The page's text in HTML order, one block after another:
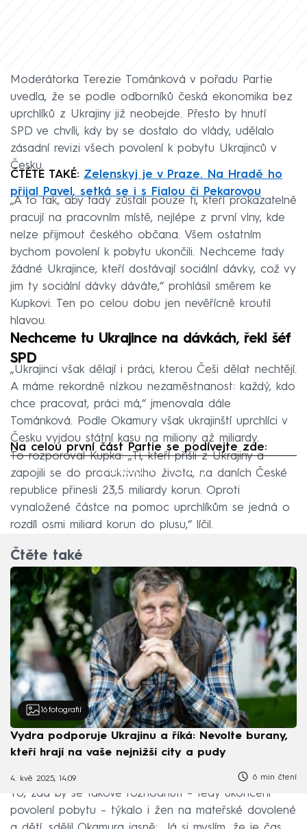
Moderátorka Terezie Tománková v pořadu Partie
uvedla, že se podle odborníků česká ekonomika bez
uprchlíků z Ukrajiny již neobejde. Přesto by hnutí
SPD ve chvíli, kdy by se dostalo do vlády, udělalo
zásadní revizi všech povolení k pobytu Ukrajinců v
Česku.
ČTĚTE TAKÉ: Zelenskyj je v Praze. Na Hradě ho
přijal Pavel, setká se i s Fialou či Pekarovou
„A to tak, aby tady zůstali pouze ti, kteří prokazatelně
pracují na pracovním místě, nejlépe z první vlny, kde
nelze přijmout českého občana. Všem ostatním
bychom povolení k pobytu ukončili. Nechceme tady
žádné Ukrajince, kteří dostávají sociální dávky, což vy
jim ty sociální dávky dáváte,“ prohlásil směrem ke
Kupkovi. Ten po celou dobu jen nevěřícně kroutil
hlavou.
Nechceme tu Ukrajince na dávkách, řekl šéf
SPD
„Ukrajinci však dělají i práci, kterou Češi dělat nechtějí.
A máme rekordně nízkou nezaměstnanost: každý, kdo
chce pracovat, práci má,“ jmenovala dále
Tománková. Podle Okamury však ukrajinští uprchlíci v
Česku vyjdou státní kasu na miliony až miliardy.
Na celou první část Partie se podívejte zde:
Failed to fetch
To rozporoval Kupka: „Ti, kteří přišli z Ukrajiny a
zapojili se do produktivního života, na daních České
republice přinesli 23,5 miliardy korun. Oproti
vynaložené částce na pomoc uprchlíkům se jedná o
rozdíl osmi miliard korun do plusu,“ líčil.
Čtěte také
16 fotografií
Vydra podporuje Ukrajinu a říká: Nevolte burany,
kteří hrají na vaše nejnižší city a pudy
4. kvě 2025, 14:09 6 min čtení
To, zda by se takové rozhodnutí – tedy ukončení
povolení pobytu – týkalo i žen na mateřské dovolené